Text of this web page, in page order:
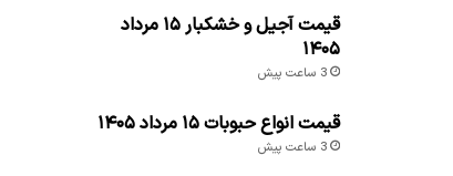
قیمت آجیل و خشکبار ۱۵ مرداد
۱۴۰۵
3 ساعت پیش
قیمت انواع حبوبات ۱۵ مرداد ۱۴۰۵
3 ساعت پیش